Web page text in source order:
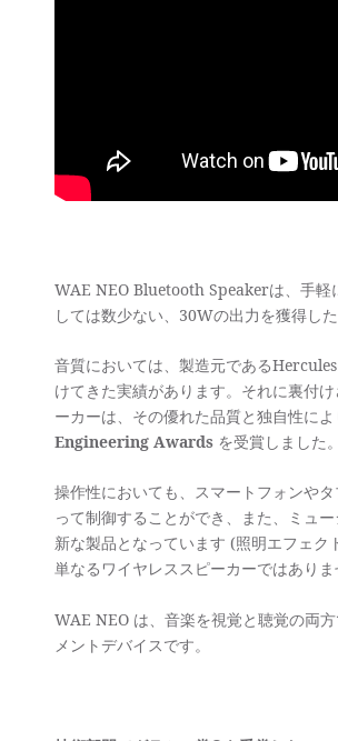
WAE NEO Bluetooth Speakerは、手軽
しては数少ない、30Wの出力を獲得し
音質においては、製造元である
けてきた実績があります。それに裏付
ーカーは、その優れた品質と独自性に
Engineering Awards を受賞しました。
操作性においても、スマートフォンや
って制御することができ、また、ミュ
新な製品となっています (照明エフェ
単なるワイヤレススピーカーではありま
WAE NEO は、音楽を視覚と聴覚の両
メントデバイスです。